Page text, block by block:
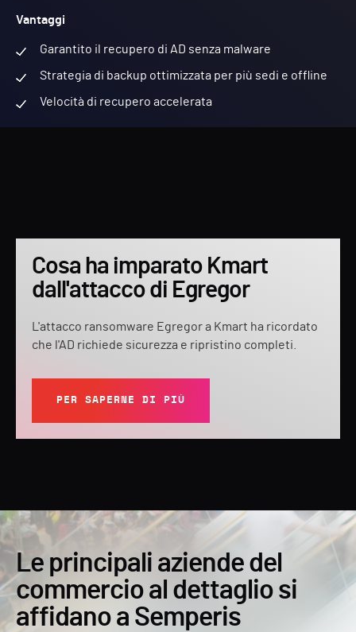
Vantaggi
Garantito il recupero di AD senza malware
Strategia di backup ottimizzata per più sedi e offline
Velocità di recupero accelerata
Cosa ha imparato Kmart
dall'attacco di Egregor
L'attacco ransomware Egregor a Kmart ha ricordato
che l'AD richiede sicurezza e ripristino completi.
PER SAPERNE DI PIÙ
Le principali aziende del
commercio al dettaglio si
affidano a Semperis